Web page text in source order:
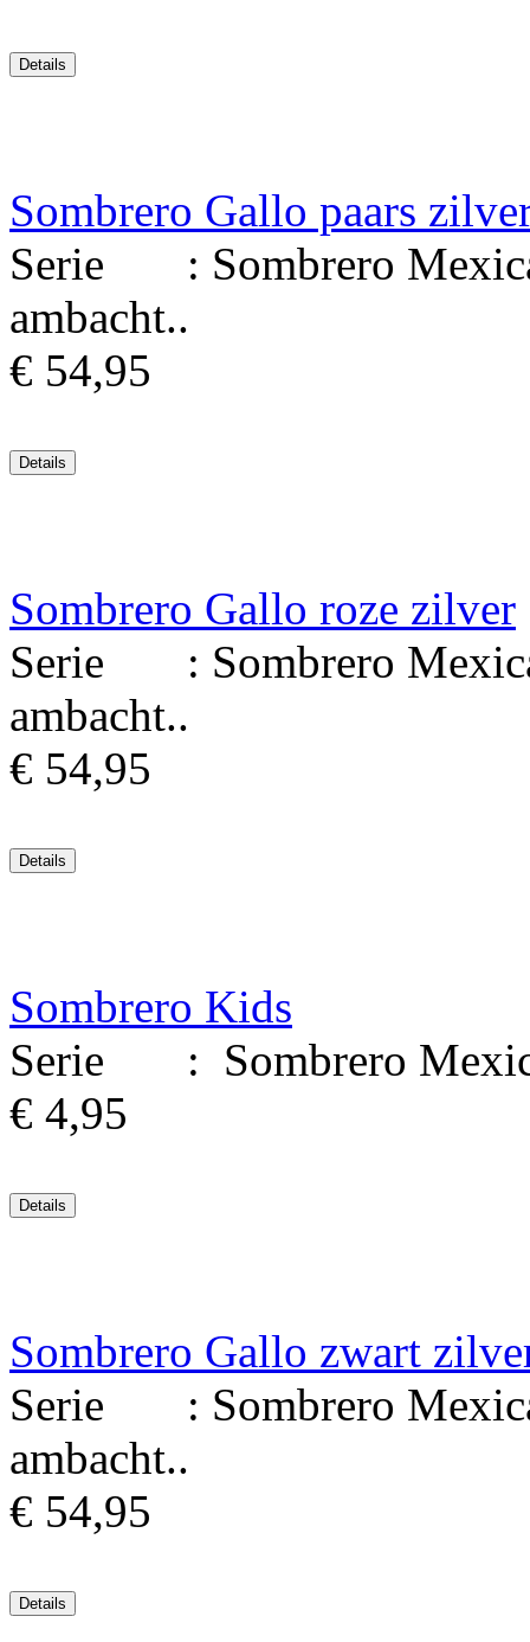
Sombrero Gallo paars
Serie : Sombrero
ambacht..
€ 54,95
Sombrero Gallo roze zilver
Serie : Sombrero
ambacht..
€ 54,95
Sombrero Kids
Serie : Sombrero
€ 4,95
Sombrero Gallo zwart
Serie : Sombrero
ambacht..
€ 54,95